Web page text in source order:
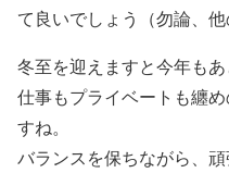
て良いでしょう（勿論、他
冬至を迎えますと今年もあ
仕事もプライベートも纏
すね。
バランスを保ちながら、